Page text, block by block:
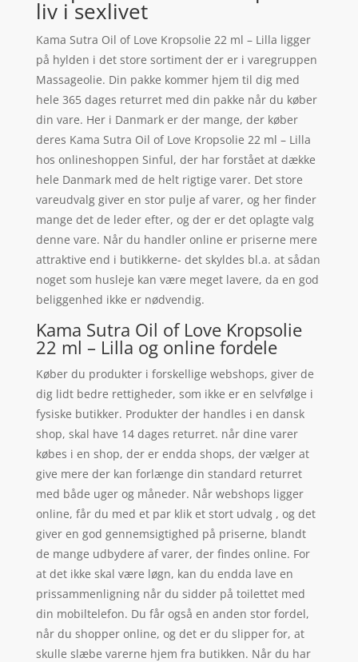
liv i sexlivet
Kama Sutra Oil of Love Kropsolie 22 ml – Lilla ligger
på hylden i det store sortiment der er i varegruppen
Massageolie. Din pakke kommer hjem til dig med
hele 365 dages returret med din pakke når du køber
din vare. Her i Danmark er der mange, der køber
deres Kama Sutra Oil of Love Kropsolie 22 ml – Lilla
hos onlineshoppen Sinful, der har forstået at dække
hele Danmark med de helt rigtige varer. Det store
vareudvalg giver en stor pulje af varer, og her finder
mange det de leder efter, og der er det oplagte valg
denne vare. Når du handler online er priserne mere
attraktive end i butikkerne- det skyldes bl.a. at sådan
noget som husleje kan være meget lavere, da en god
beliggenhed ikke er nødvendig.
Kama Sutra Oil of Love Kropsolie
22 ml – Lilla og online fordele
Køber du produkter i forskellige webshops, giver de
dig lidt bedre rettigheder, som ikke er en selvfølge i
fysiske butikker. Produkter der handles i en dansk
shop, skal have 14 dages returret. når dine varer
købes i en shop, der er endda shops, der vælger at
give mere der kan forlænge din standard returret
med både uger og måneder. Når webshops ligger
online, får du med et par klik et stort udvalg , og det
giver en god gennemsigtighed på priserne, blandt
de mange udbydere af varer, der findes online. For
at det ikke skal være løgn, kan du endda lave en
prissammenligning når du sidder på toilettet med
din mobiltelefon. Du får også en anden stor fordel,
når du shopper online, og det er du slipper for, at
skulle slæbe varerne hjem fra butikken. Når du har